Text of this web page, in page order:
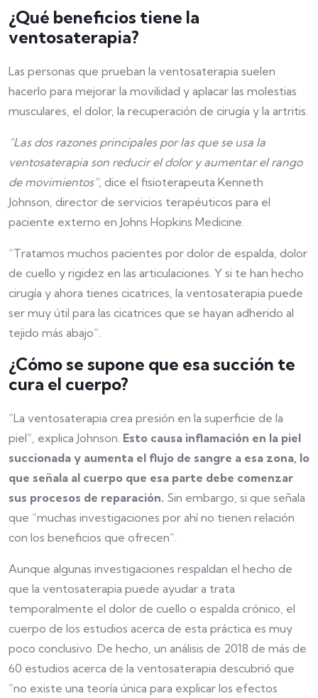
¿Qué beneficios tiene la
ventosaterapia?
Las personas que prueban la ventosaterapia suelen
hacerlo para mejorar la movilidad y aplacar las molestias
musculares, el dolor, la recuperación de cirugía y la artritis.
“Las dos razones principales por las que se usa la
ventosaterapia son reducir el dolor y aumentar el rango
de movimientos”, dice el fisioterapeuta Kenneth
Johnson, director de servicios terapéuticos para el
paciente externo en Johns Hopkins Medicine.
“Tratamos muchos pacientes por dolor de espalda, dolor
de cuello y rigidez en las articulaciones. Y si te han hecho
cirugía y ahora tienes cicatrices, la ventosaterapia puede
ser muy útil para las cicatrices que se hayan adherido al
tejido más abajo”.
¿Cómo se supone que esa succión te
cura el cuerpo?
“La ventosaterapia crea presión en la superficie de la
piel”, explica Johnson. Esto causa inflamación en la piel
succionada y aumenta el flujo de sangre a esa zona, lo
que señala al cuerpo que esa parte debe comenzar
sus procesos de reparación. Sin embargo, si que señala
que “muchas investigaciones por ahí no tienen relación
con los beneficios que ofrecen”.
Aunque algunas investigaciones respaldan el hecho de
que la ventosaterapia puede ayudar a trata
temporalmente el dolor de cuello o espalda crónico, el
cuerpo de los estudios acerca de esta práctica es muy
poco conclusivo. De hecho, un análisis de 2018 de más de
60 estudios acerca de la ventosaterapia descubrió que
“no existe una teoría única para explicar los efectos